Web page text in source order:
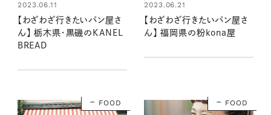
2023.06.11
【わざわざ行きたいパン屋さ
ん】 栃木県・黒磯のKANEL
BREAD
2023.06.21
【わざわざ行きたいパン屋さ
ん】 福岡県の粉kona屋
FOOD FOOD